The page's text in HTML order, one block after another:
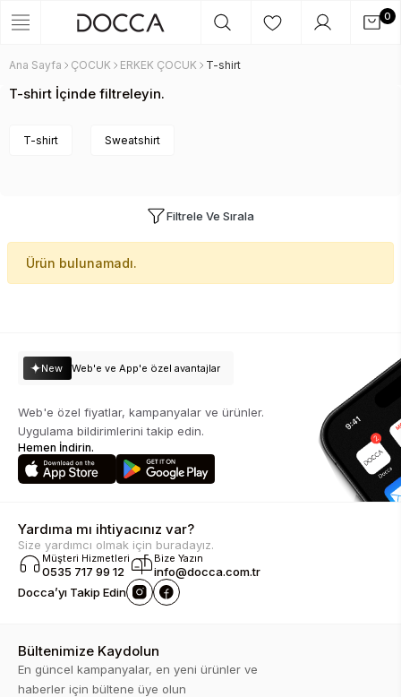
0
Ana Sayfa ÇOCUK ERKEK ÇOCUK T-shirt
T-shirt İçinde filtreleyin.
T-shirt Sweatshirt
Filtrele Ve Sırala
Ürün bulunamadı.
New Web'e ve App'e özel avantajlar
Web'e özel fiyatlar, kampanyalar ve ürünler.
Uygulama bildirimlerini takip edin.
Hemen İndirin.
Yardıma mı ihtiyacınız var?
Size yardımcı olmak için buradayız.
Müşteri Hizmetleri
0535 717 99 12
Bize Yazın
info@docca.com.tr
Docca’yı Takip Edin
Bültenimize Kaydolun
En güncel kampanyalar, en yeni ürünler ve
haberler için bültene üye olun